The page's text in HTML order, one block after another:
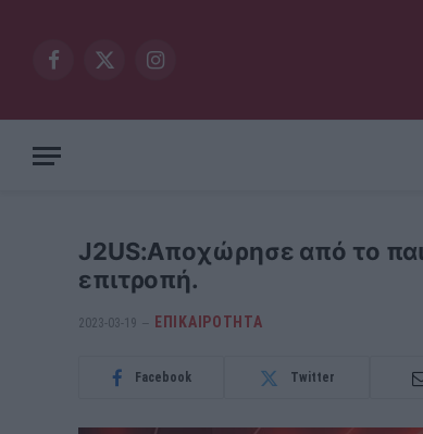
Facebook
X
Instagram
J2US:Αποχώρησε από το
επιτροπή.
2023-03-19 ΕΠΙΚΑΙΡΟΤΗΤΑ
Facebook Twitter